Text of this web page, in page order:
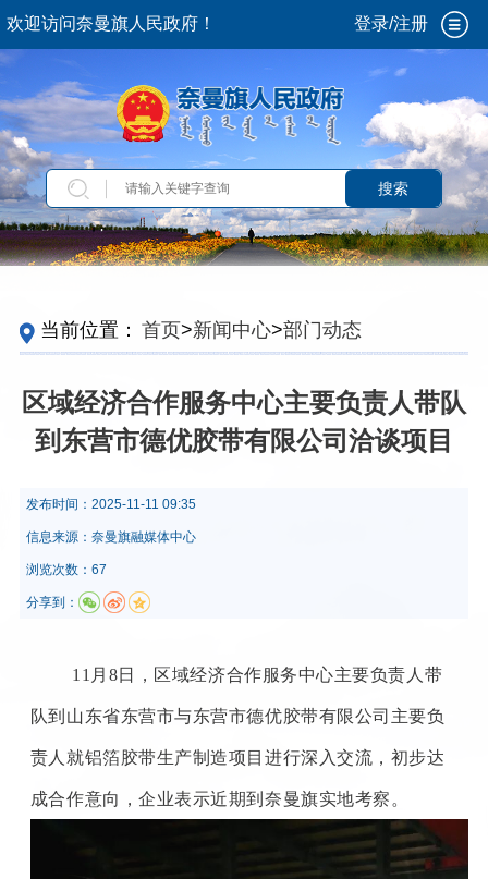
欢迎访问奈曼旗人民政府！ 登录/注册
搜索
当前位置： 首页>新闻中心>部门动态
区域经济合作服务中心主要负责人带队
到东营市德优胶带有限公司洽谈项目
发布时间： 2025-11-11 09:35
信息来源： 奈曼旗融媒体中心
浏览次数：67
分享到：
11月8日，区域经济合作服务中心主要负责人带
队到山东省东营市与东营市德优胶带有限公司主要负
责人就铝箔胶带生产制造项目进行深入交流，初步达
成合作意向，企业表示近期到奈曼旗实地考察。